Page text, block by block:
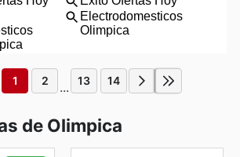
1 2 ... 13 14
de Olimpica